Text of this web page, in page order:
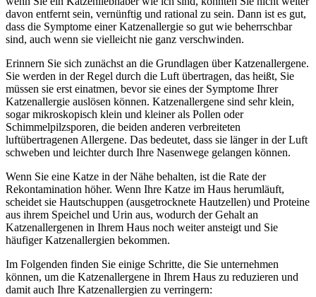
davon entfernt sein, vernünftig und rational zu sein. Dann ist es gut,
dass die Symptome einer Katzenallergie so gut wie beherrschbar
sind, auch wenn sie vielleicht nie ganz verschwinden.
Erinnern Sie sich zunächst an die Grundlagen über Katzenallergene.
Sie werden in der Regel durch die Luft übertragen, das heißt, Sie
müssen sie erst einatmen, bevor sie eines der Symptome Ihrer
Katzenallergie auslösen können. Katzenallergene sind sehr klein,
sogar mikroskopisch klein und kleiner als Pollen oder
Schimmelpilzsporen, die beiden anderen verbreiteten
luftübertragenen Allergene. Das bedeutet, dass sie länger in der Luft
schweben und leichter durch Ihre Nasenwege gelangen können.
Wenn Sie eine Katze in der Nähe behalten, ist die Rate der
Rekontamination höher. Wenn Ihre Katze im Haus herumläuft,
scheidet sie Hautschuppen (ausgetrocknete Hautzellen) und Proteine
aus ihrem Speichel und Urin aus, wodurch der Gehalt an
Katzenallergenen in Ihrem Haus noch weiter ansteigt und Sie
häufiger Katzenallergien bekommen.
Im Folgenden finden Sie einige Schritte, die Sie unternehmen
können, um die Katzenallergene in Ihrem Haus zu reduzieren und
damit auch Ihre Katzenallergien zu verringern: